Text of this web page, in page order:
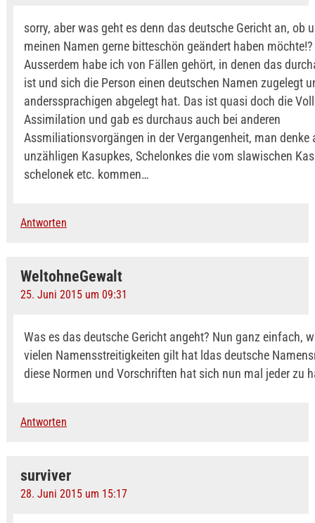
sorry, aber was geht es denn das deutsche Gericht an, ob
meinen Namen gerne bitteschön geändert haben
Ausserdem habe ich von Fällen gehört, in denen das
ist und sich die Person einen deutschen Namen zugelegt
anderssprachigen abgelegt hat. Das ist quasi doch die
Assimilation und gab es durchaus auch bei anderen
Assmiliationsvorgängen in der Vergangenheit, man denke
unzähligen Kasupkes, Schelonkes die vom slawischen
schelonek etc. kommen…
Antworten
WeltohneGewalt
25. Juni 2015 um 09:31
Was es das deutsche Gericht angeht? Nun ganz einfach,
vielen Namensstreitigkeiten gilt hat ldas deutsche
diese Normen und Vorschriften hat sich nun mal jeder zu
Antworten
surviver
28. Juni 2015 um 15:17